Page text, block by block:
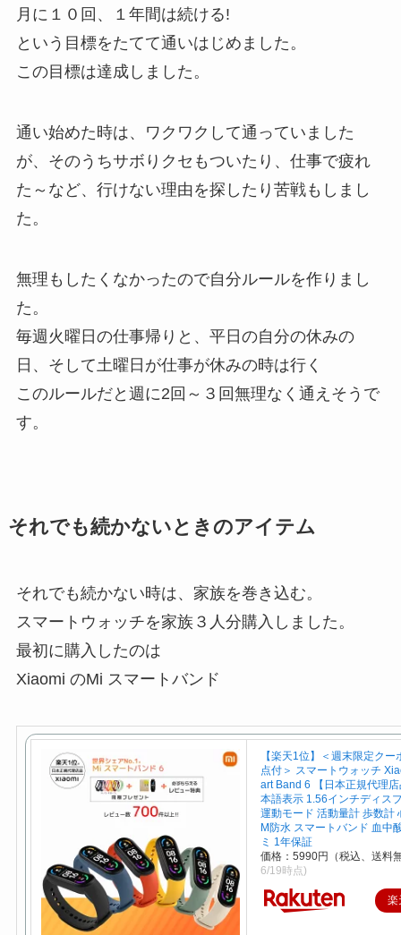
月に１０回、１年間は続ける!
という目標をたてて通いはじめました。
この目標は達成しました。
通い始めた時は、ワクワクして通っていました
が、そのうちサボりクセもついたり、仕事で疲れ
た～など、行けない理由を探したり苦戦もしまし
た。
無理もしたくなかったので自分ルールを作りまし
た。
毎週火曜日の仕事帰りと、平日の自分の休みの
日、そして土曜日が仕事が休みの時は行く
このルールだと週に2回～３回無理なく通えそうで
す。
それでも続かないときのアイテム
それでも続かない時は、家族を巻き込む。
スマートウォッチを家族３人分購入しました。
最初に購入したのは
Xiaomi のMi スマートバンド
【楽天1位】＜週末限定クー
点付＞ スマートウォッチ
art Band 6 【日本正規代理
本語表示 1.56インチディス
運動モード 活動量計 歩数計
M防水 スマートバンド 血中
ミ 1年保証
価格：5990円（税込、送料
6/19時点)
楽